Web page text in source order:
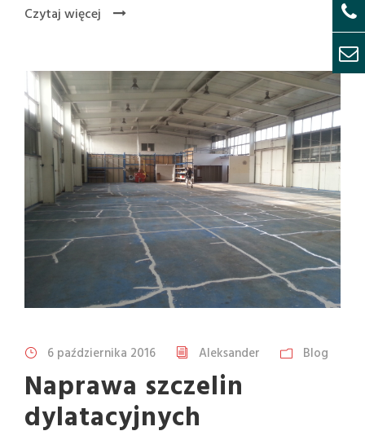
Czytaj więcej
6 października 2016 Aleksander Blog
Naprawa szczelin
dylatacyjnych